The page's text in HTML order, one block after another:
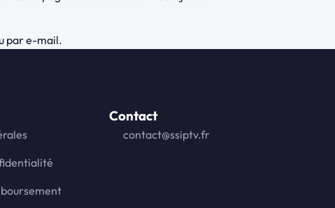
par e-mail.
Contact
contact@ssiptv.fr